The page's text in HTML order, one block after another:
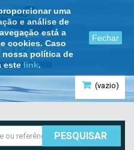
uma
e análise de
está a
cookies. Caso
nossa política de
este link.
Fechar
(vazio)
PESQUISAR